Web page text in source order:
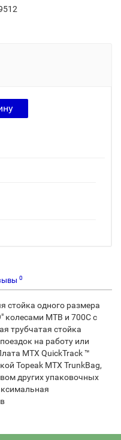
0
стойка одного размера
колесами MTB и 700C с
трубчатая стойка
на работу или
MTX QuickTrack ™
Topeak MTX TrunkBag,
других упаковочных